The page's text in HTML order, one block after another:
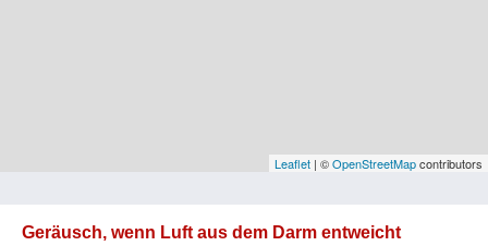
VorarlbergLeaflet | ©OpenStreetMapcontributors
Geräusch, wenn Luft aus dem Darm entweicht